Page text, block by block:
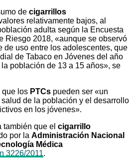
de cigarrillos
relativamente bajos, al
adulta según la Encuesta
Riesgo 2018, «aunque se observó
de uso entre los adolescentes, que
de Tabaco en Jóvenes del año
población de 13 a 15 años», se
que los PTCs pueden ser «un
de la población y el desarrollo
en los jóvenes».
también que el cigarrillo
por la Administración Nacional
Médica
3226/2011.